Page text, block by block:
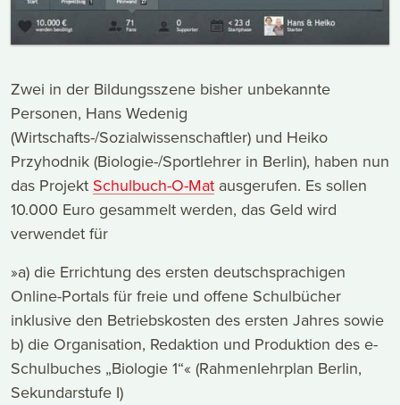
Zwei in der Bildungsszene bisher unbekannte
Personen, Hans Wedenig
(Wirtschafts-/Sozialwissenschaftler) und Heiko
Przyhodnik (Biologie-/Sportlehrer in Berlin), haben nun
das Projekt Schulbuch-O-Mat ausgerufen. Es sollen
10.000 Euro gesammelt werden, das Geld wird
verwendet für
»a) die Errichtung des ersten deutschsprachigen
Online-Portals für freie und offene Schulbücher
inklusive den Betriebskosten des ersten Jahres sowie
b) die Organisation, Redaktion und Produktion des e-
Schulbuches „Biologie 1“« (Rahmenlehrplan Berlin,
Sekundarstufe I)